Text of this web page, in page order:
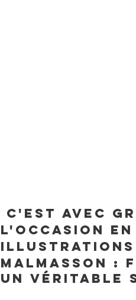
C'est avec
l'occasion
illustrations
Malmasson :
Un véritable